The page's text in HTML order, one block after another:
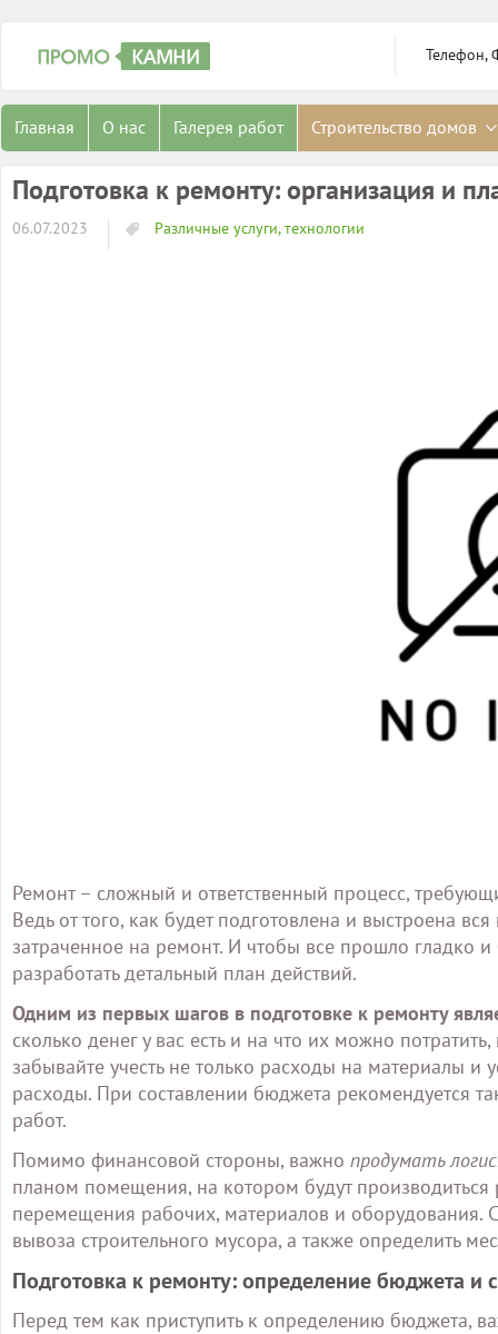
Телефон,
Главная О нас Галерея работ Строительство домов
Подготовка к ремонту: организация и
06.07.2023 Различные услуги, технологии
Ремонт – сложный и ответственный процесс,
Ведь от того, как будет подготовлена и выстроена
затраченное на ремонт. И чтобы все прошло гладко
разработать детальный план действий.
Одним из первых шагов в подготовке к ремонту
сколько денег у вас есть и на что их можно
забывайте учесть не только расходы на материалы
расходы. При составлении бюджета рекомендуется
работ.
Помимо финансовой стороны, важно продумать
планом помещения, на котором будут
перемещения рабочих, материалов и оборудования.
вывоза строительного мусора, а также определить
Подготовка к ремонту: определение бюджета и
Перед тем как приступить к определению бюджета,